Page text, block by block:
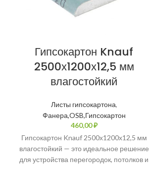
Гипсокартон Knauf
2500х1200х12,5 мм
влагостойкий
Листы гипсокартона,
Фанера,OSB,Гипсокартон
₽
Гипсокартон Knauf 2500х1200х12,5 мм
влагостойкий — это идеальное решение
для устройства перегородок, потолков и